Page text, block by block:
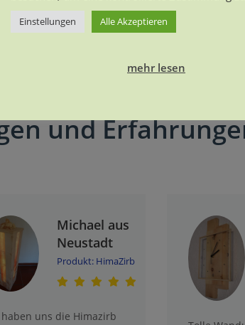
AUSFÜHRUNG WÄHLEN →
und
Michael aus
Neustadt
Produkt: HimaZirb
uns die Himazirb
Einstellungen Alle Akzeptieren
mehr lesen